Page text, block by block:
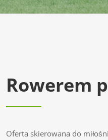
Rowerem
Oferta skierowana do